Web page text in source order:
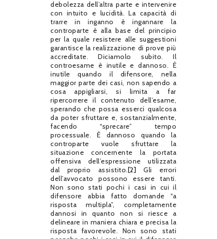
debolezza dell’altra parte e intervenire
con intuito e lucidità. La capacità di
trarre in inganno è ingannare la
controparte è alla base del principio
per la quale resistere alle suggestioni
garantisce la realizzazione di prove più
accreditate. Diciamolo subito. Il
controesame è inutile e dannoso. È
inutile quando il difensore, nella
maggior parte dei casi, non sapendo a
cosa appigliarsi, si limita a far
ripercorrere il contenuto dell’esame,
sperando che possa esserci qualcosa
da poter sfruttare e, sostanzialmente,
facendo “sprecare” tempo
processuale. È dannoso quando la
controparte vuole sfruttare la
situazione concernente la portata
offensiva dell’espressione utilizzata
dal proprio assistito.[2] Gli errori
dell’avvocato possono essere tanti.
Non sono stati pochi i casi in cui il
difensore abbia fatto domande “a
risposta multipla”, completamente
dannosi in quanto non si riesce a
delineare in maniera chiara e precisa la
risposta favorevole. Non sono stati